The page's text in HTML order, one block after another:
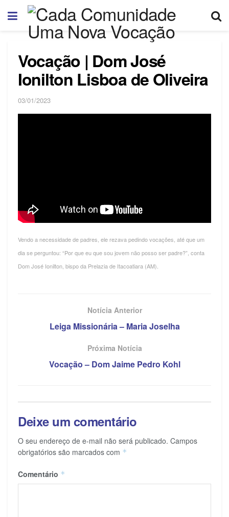
Vocação | Dom José
Ionilton Lisboa de Oliveira
03/01/2023
Vendo a necessidade de padres, ele rezava pedindo vocações, até que um
dia se perguntou: “Por que eu que sou jovem não posso ser padre?”, conta
Dom José Ionilton, bispo da Prelazia de Itacoatiara (AM).
Notícia Anterior
Leiga Missionária – Maria Joselha
Próxima Notícia
Vocação – Dom Jaime Pedro Kohl
Deixe um comentário
O seu endereço de e-mail não será publicado. Campos
obrigatórios são marcados com *
Comentário *